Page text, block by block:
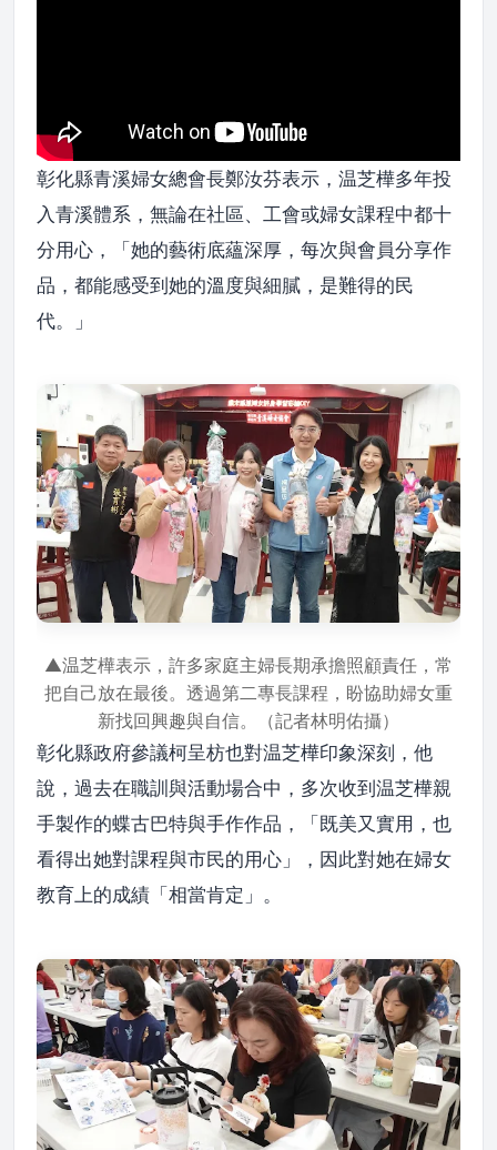
彰化縣青溪婦女總會長鄭汝芬表示，温芝樺多年投
入青溪體系，無論在社區、工會或婦女課程中都十
分用心，「她的藝術底蘊深厚，每次與會員分享作
品，都能感受到她的溫度與細膩，是難得的民
代。」
▲温芝樺表示，許多家庭主婦長期承擔照顧責任，常
把自己放在最後。透過第二專長課程，盼協助婦女重
新找回興趣與自信。（記者林明佑攝）
彰化縣政府參議柯呈枋也對温芝樺印象深刻，他
說，過去在職訓與活動場合中，多次收到温芝樺親
手製作的蝶古巴特與手作作品，「既美又實用，也
看得出她對課程與市民的用心」，因此對她在婦女
教育上的成績「相當肯定」。